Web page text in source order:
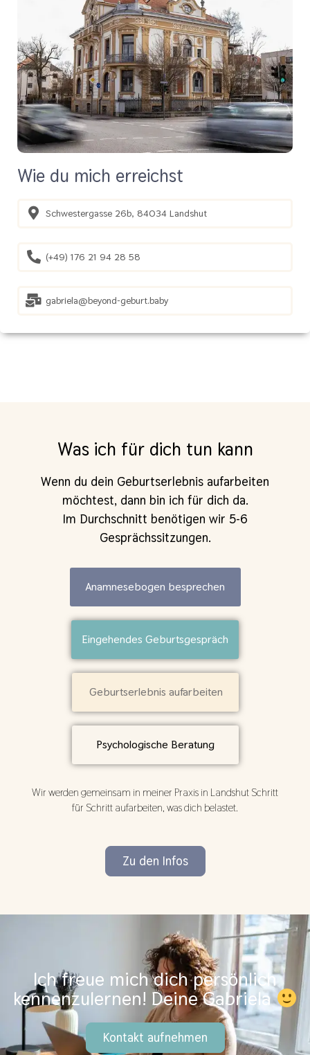
Wie du mich erreichst
Schwestergasse 26b, 84034 Landshut
(+49) 176 21 94 28 58
gabriela@beyond-geburt.baby
Was ich für dich tun kann
Wenn du dein Geburtserlebnis aufarbeiten
möchtest, dann bin ich für dich da.
Im Durchschnitt benötigen wir 5-6
Gesprächssitzungen.
Anamnesebogen besprechen
Eingehendes Geburtsgespräch
Geburtserlebnis aufarbeiten
Psychologische Beratung
Wir werden gemeinsam in meiner Praxis in Landshut Schritt
für Schritt aufarbeiten, was dich belastet.
Zu den Infos
Ich freue mich dich persönlich
kennenzulernen! Deine Gabriela
Kontakt aufnehmen